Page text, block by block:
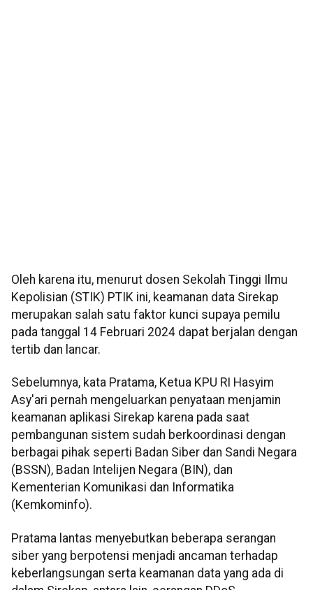
Oleh karena itu, menurut dosen Sekolah Tinggi Ilmu
Kepolisian (STIK) PTIK ini, keamanan data Sirekap
merupakan salah satu faktor kunci supaya pemilu
pada tanggal 14 Februari 2024 dapat berjalan dengan
tertib dan lancar.
Sebelumnya, kata Pratama, Ketua KPU RI Hasyim
Asy'ari pernah mengeluarkan penyataan menjamin
keamanan aplikasi Sirekap karena pada saat
pembangunan sistem sudah berkoordinasi dengan
berbagai pihak seperti Badan Siber dan Sandi Negara
(BSSN), Badan Intelijen Negara (BIN), dan
Kementerian Komunikasi dan Informatika
(Kemkominfo).
Pratama lantas menyebutkan beberapa serangan
siber yang berpotensi menjadi ancaman terhadap
keberlangsungan serta keamanan data yang ada di